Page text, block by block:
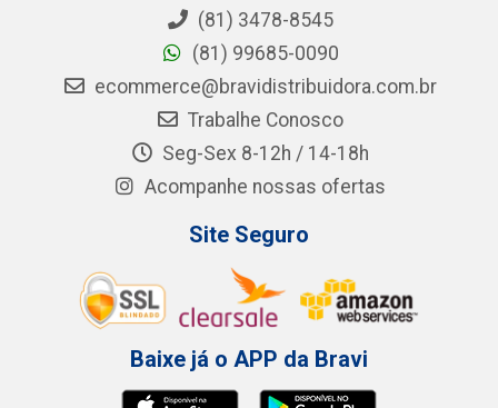
(81) 3478-8545
(81) 99685-0090
ecommerce@bravidistribuidora.com.br
Trabalhe Conosco
Seg-Sex 8-12h / 14-18h
Acompanhe nossas ofertas
Site Seguro
Baixe já o APP da Bravi